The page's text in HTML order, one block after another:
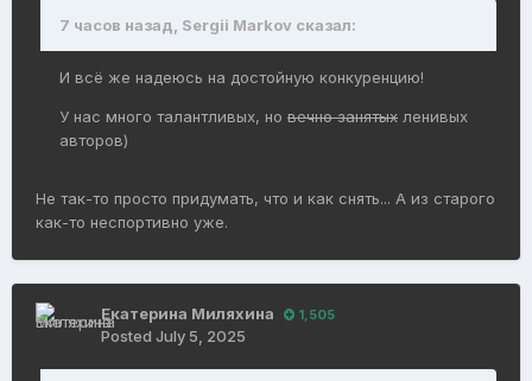
7 часов назад, Sergii Markov сказал:
И всё же надеюсь на достойную конкуренцию!
У нас много талантливых, но вечно занятых ленивых
авторов)
Не так-то просто придумать, что и как снять... А из старого
как-то неспортивно уже.
Екатерина Миляхина 1,505
Posted July 5, 2025